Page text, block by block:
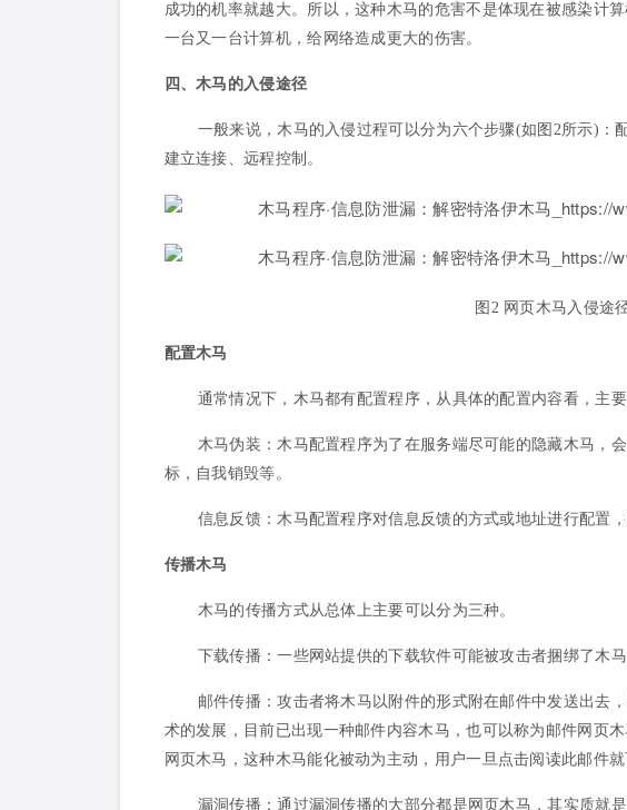
成功的机率就越大。所以，这种木马的危害不是体现在被感染计
一台又一台计算机，给网络造成更大的伤害。
四、木马的入侵途径
一般来说，木马的入侵过程可以分为六个步骤(如图2所示)：
建立连接、远程控制。
图2 网页木马入侵途
配置木马
通常情况下，木马都有配置程序，从具体的配置内容看，主
木马伪装：木马配置程序为了在服务端尽可能的隐藏木马，
标，自我销毁等。
信息反馈：木马配置程序对信息反馈的方式或地址进行配置
传播木马
木马的传播方式从总体上主要可以分为三种。
下载传播：一些网站提供的下载软件可能被攻击者捆绑了木
邮件传播：攻击者将木马以附件的形式附在邮件中发送出去
术的发展，目前已出现一种邮件内容木马，也可以称为邮件网页
网页木马，这种木马能化被动为主动，用户一旦点击阅读此邮件就
漏洞传播：通过漏洞传播的大部分都是网页木马，其实质就